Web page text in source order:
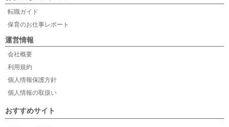
転職ガイド
保育のお仕事レポート
運営情報
会社概要
利用規約
個人情報保護方針
個人情報の取扱い
おすすめサイト